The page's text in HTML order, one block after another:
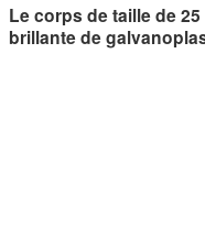
Le corps de taille de
brillante de